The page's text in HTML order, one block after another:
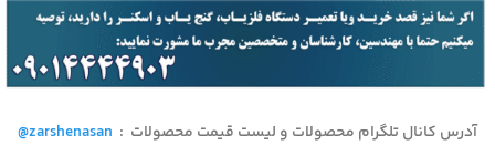
آدرس کانال تلگرام محصولات و لیست قیمت محصولات :
@zarshenasan